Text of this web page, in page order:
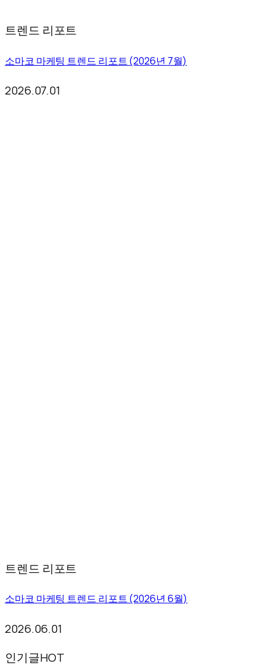
트렌드 리포트
소마코 마케팅 트렌드 리포트 (2026년 7월)
2026.07.01
트렌드 리포트
소마코 마케팅 트렌드 리포트 (2026년 6월)
2026.06.01
인기글HOT